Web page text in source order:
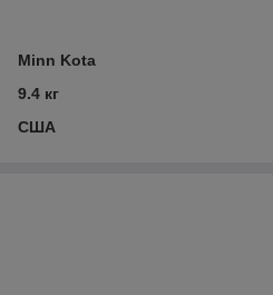
Minn Kota
9.4 кг
США